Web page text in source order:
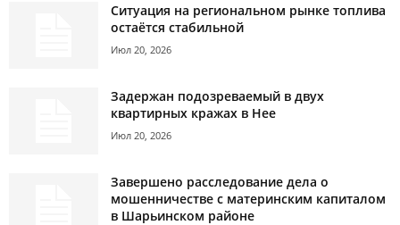
Ситуация на региональном рынке топлива
остаётся стабильной
Июл 20, 2026
Задержан подозреваемый в двух
квартирных кражах в Нее
Июл 20, 2026
Завершено расследование дела о
мошенничестве с материнским капиталом
в Шарьинском районе